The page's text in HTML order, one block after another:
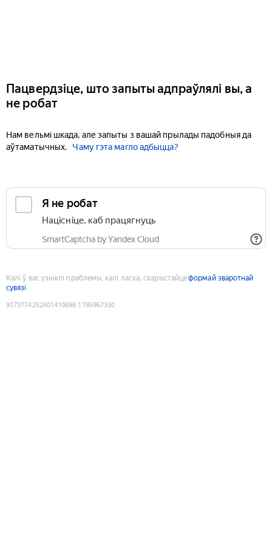
Пацвердзіце, што запыты адпраўлялі вы, а
не робат
Нам вельмі шкада, але запыты з вашай прылады падобныя да
аўтаматычных.
Чаму гэта магло адбыцца?
Я не робат
Націсніце, каб працягнуць
SmartCaptcha by Yandex Cloud
Калі ў вас узніклі праблемы, калі ласка, скарыстайцеформай зваротнай
сувязі
9173774252401410698:1785967330